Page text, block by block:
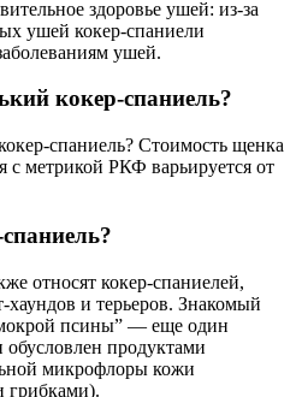
здоровье ушей: из-за
ушей кокер-спаниели
ушей.
кокер-спаниель?
спаниель? Стоимость щенка
с метрикой РКФ варьируется от
относят кокер-спаниелей,
хаундов и терьеров. Знакомый
псины” — еще один
продуктами
микрофлоры кожи
грибками).